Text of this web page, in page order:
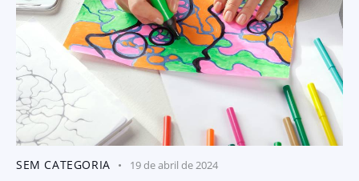
SEM CATEGORIA 19 de abril de 2024